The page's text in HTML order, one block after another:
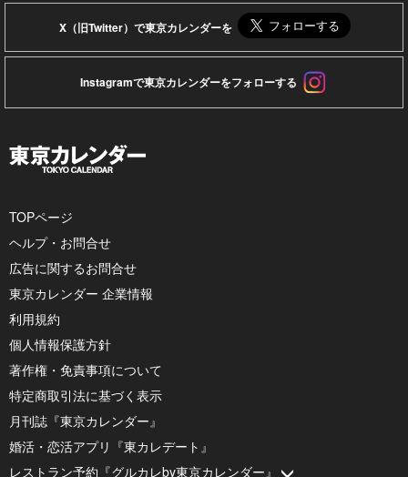
X（旧Twitter）で東京カレンダーを
Instagramで東京カレンダーをフォローする
TOPページ
ヘルプ・お問合せ
広告に関するお問合せ
東京カレンダー 企業情報
利用規約
個人情報保護方針
著作権・免責事項について
特定商取引法に基づく表示
月刊誌『東京カレンダー』
婚活・恋活アプリ『東カレデート』
レストラン予約『グルカレby東京カレンダー』